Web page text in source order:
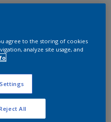
cat
agree to the storing of cookies
analyze site usage, and
All